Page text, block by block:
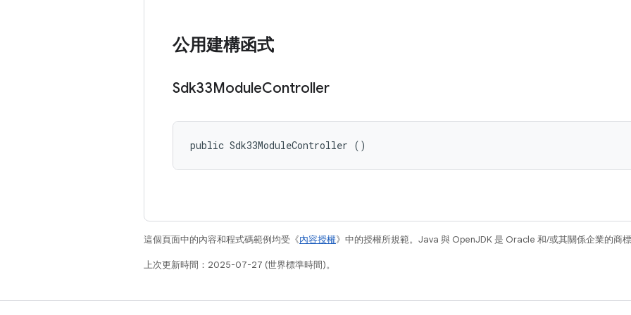
公用建構函式
Sdk33ModuleController
public Sdk33ModuleController ()
這個頁面中的內容和程式碼範例均受《內容授權》中的授權所規範。Java 與 OpenJDK 是 Oracle 和/或其關係企業的商標
上次更新時間：2025-07-27 (世界標準時間)。